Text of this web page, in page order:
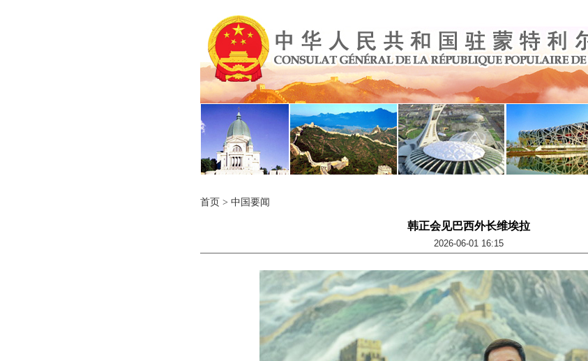
首页 > 中国要闻
韩正会见巴西外长维埃拉
2026-06-01 16:15